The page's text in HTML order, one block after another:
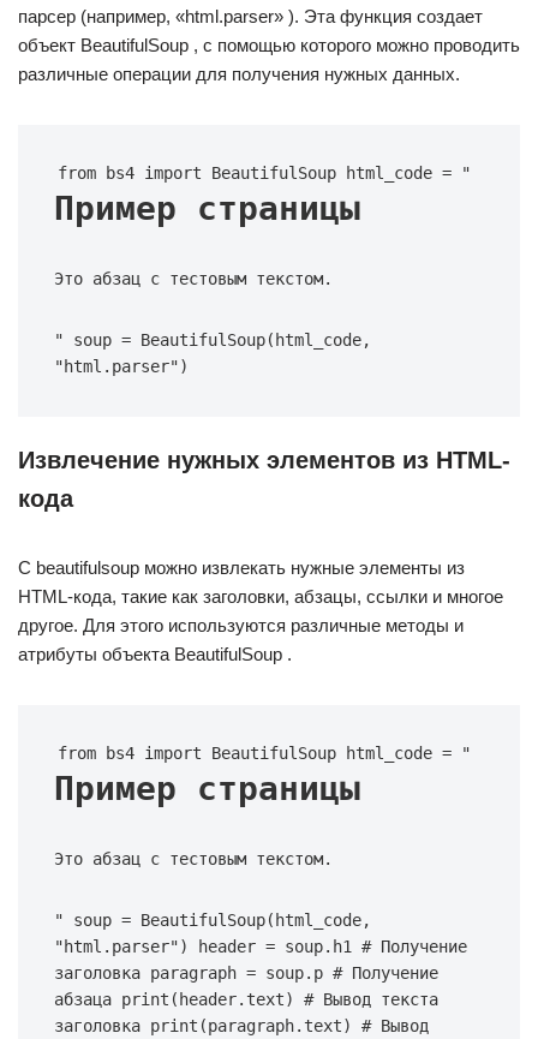
парсер (например, «html.parser» ). Эта функция создает
объект BeautifulSoup , с помощью которого можно проводить
различные операции для получения нужных данных.
from bs4 import BeautifulSoup html_code = "
Пример страницы
Это абзац с тестовым текстом.
" soup = BeautifulSoup(html_code,
"html.parser")
Извлечение нужных элементов из HTML-
кода
С beautifulsoup можно извлекать нужные элементы из
HTML-кода, такие как заголовки, абзацы, ссылки и многое
другое. Для этого используются различные методы и
атрибуты объекта BeautifulSoup .
from bs4 import BeautifulSoup html_code = "
Пример страницы
Это абзац с тестовым текстом.
" soup = BeautifulSoup(html_code,
"html.parser") header = soup.h1 # Получение
заголовка paragraph = soup.p # Получение
абзаца print(header.text) # Вывод текста
заголовка print(paragraph.text) # Вывод